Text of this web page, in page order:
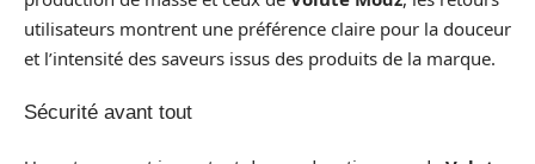
utilisateurs montrent une préférence claire pour la douceur
et l’intensité des saveurs issus des produits de la marque.
Sécurité avant tout